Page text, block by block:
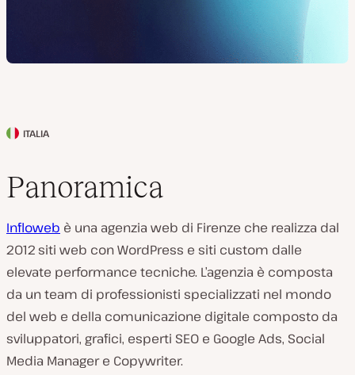
P
e
e
d
e
l
c
l
i
ITALIA
Panoramica
Infloweb è una agenzia web di Firenze che realizza dal
2012 siti web con WordPress e siti custom dalle
elevate performance tecniche. L’agenzia è composta
da un team di professionisti specializzati nel mondo
del web e della comunicazione digitale composto da
sviluppatori, grafici, esperti SEO e Google Ads, Social
Media Manager e Copywriter.